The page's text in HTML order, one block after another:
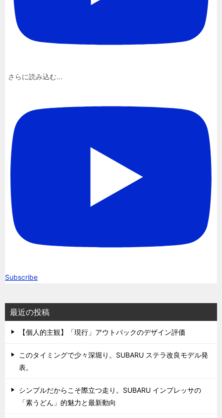
さらに読み込む...
Subscribe
最近の投稿
【個人的主観】「現行」アウトバックのデザイン評価
このタイミングで少々深堀り。SUBARU ステラ改良モデル発
表。
シンプルだからこそ際立つ走り。SUBARU インプレッサの
「素うどん」的魅力と最新動向